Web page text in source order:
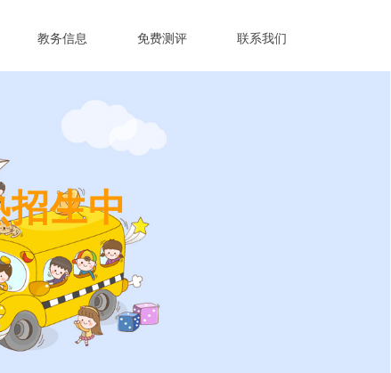
教务信息 免费测评 联系我们
生中